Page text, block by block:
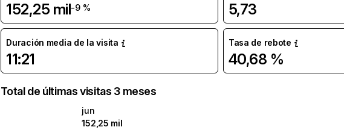
152,25 mil-9 % 5,73
Duración media de la visita
11:21
Tasa de rebote
40,68 %
Total de últimas visitas 3 meses
jun
152,25 mil